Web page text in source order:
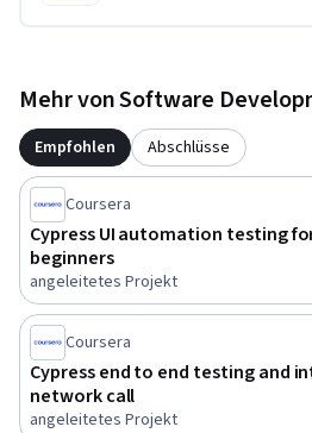
Mehr von Software
Empfohlen Abschlüsse
Coursera
Cypress UI automation testing
beginners
angeleitetes Projekt
Coursera
Cypress end to end testing and
network call
angeleitetes Projekt